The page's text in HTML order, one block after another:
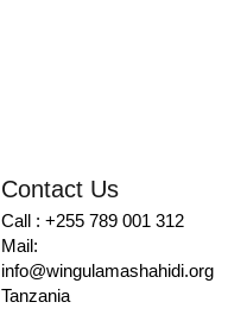
Contact Us
Call : +255 789 001 312
Mail:
info@wingulamashahidi.org
Tanzania